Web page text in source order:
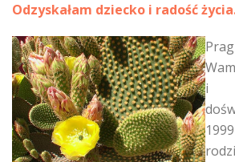
Odzyskałam dziecko i radość
i